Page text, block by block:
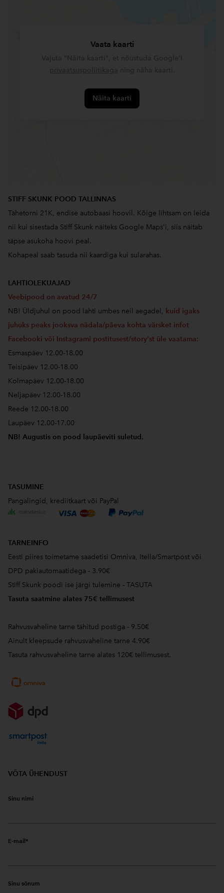
Vaata kaarti
Näita kaarti
STIFF SKUNK POOD TALLINNAS
Tähetorni 21K, endise autobaasi hoovil. Kõige lihtsam on leida
nii kui sisestada Stiff Skunk näiteks Google Maps'i, siis näitab
täpse asukoha hoovi peal.
Kohapeal saab tasuda nii kaardiga kui sularahas.
LAHTIOLEKUAJAD
Veebipood on avatud 24/7
NB! Üldjuhul on pood lahti umbes neil aegadel, kuid igaks
juhuks peaks jooksva nädala/päeva kohta värsket infot
Facebooki või Instagrami postitusest/story'st üle vaatama:
Esmaspäev 12.00-18.00
Teisipäev 12.00-18.00
Kolmapäev 12.00-18.00
Neljapäev 12.00-18.00
Reede 12.00-18.00
Laupäev 12.00-17.00
NB! Augustis on pood laupäeviti suletud.
TASUMINE
Pangalingid, krediitkaart või PayPal
TARNEINFO
Eesti piires toimetame saadetisi Omniva, Itella/Smartpost või
DPD pakiautomaatidega - 3.90€
Stiff Skunk poodi ise järgi tulemine - TASUTA
Tasuta saatmine alates 75€ tellimusest
Rahvusvaheline tarne tähitud postiga - 9.50€
Ainult kleepsude rahvusvaheline tarne 4.90€
Tasuta rahvusvaheline tarne alates 120€ tellimusest.
VÕTA ÜHENDUST
Sinu nimi
E-mail
Sinu sõnum